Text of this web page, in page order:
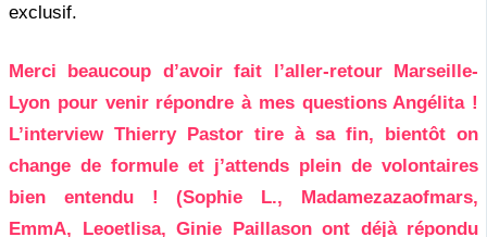
exclusif.
Merci beaucoup d’avoir fait l’aller-retour Marseille-
Lyon pour venir répondre à mes questions Angélita !
L’interview Thierry Pastor tire à sa fin, bientôt on
change de formule et j’attends plein de volontaires
bien entendu ! (Sophie L., Madamezazaofmars,
EmmA, Leoetlisa, Ginie Paillason ont déjà répondu